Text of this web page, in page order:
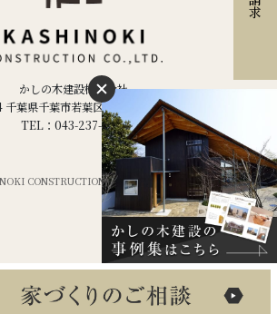
かしの木建設株式会社
葉県千葉市若葉区千城台西２丁目２−５
TEL：043-237-1886
CONSTRUCTION Co.ltd,. All Rights Reserved.